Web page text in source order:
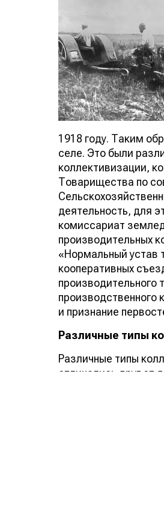
1918 году. Таким
селе. Это были
коллективизации,
Товарищества по
деятельность, для
комиссариат
производительных
«Нормальный устав
кооперативных
производительного
производственного
и признание
Различные типы
Различные типы
отличались друг